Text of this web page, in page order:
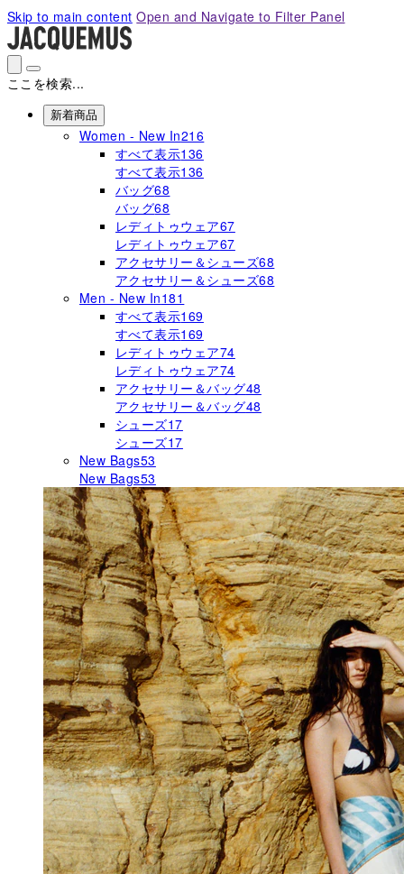
Please
note:
This
website
includes
accessibility
Skip to main content Open and Navigate to Filter Panel
ここを検索...
新着商品
Women - New In216
すべて表示136
すべて表示136
バッグ68
バッグ68
レディトゥウェア67
レディトゥウェア67
アクセサリー＆シューズ68
アクセサリー＆シューズ68
Men - New In181
すべて表示169
すべて表示169
レディトゥウェア74
レディトゥウェア74
アクセサリー＆バッグ48
アクセサリー＆バッグ48
シューズ17
シューズ17
New Bags53
New Bags53